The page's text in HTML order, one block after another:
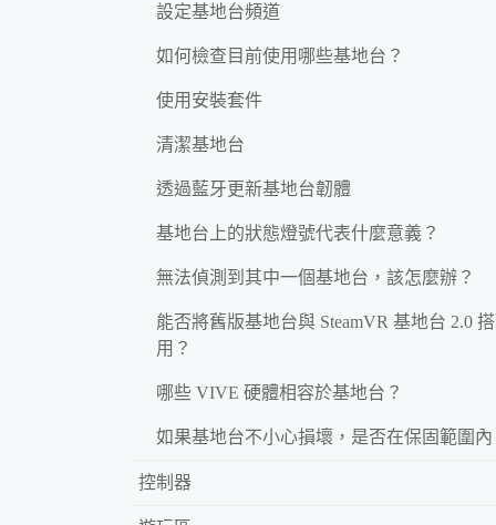
設定基地台頻道
如何檢查目前使用哪些基地台？
使用安裝套件
清潔基地台
透過藍牙更新基地台韌體
基地台上的狀態燈號代表什麼意義？
無法偵測到其中一個基地台，該怎麼辦？
能否將舊版基地台與 SteamVR 基地台 2.0
用？
哪些 VIVE 硬體相容於基地台？
如果基地台不小心損壞，是否在保固範圍內
控制器